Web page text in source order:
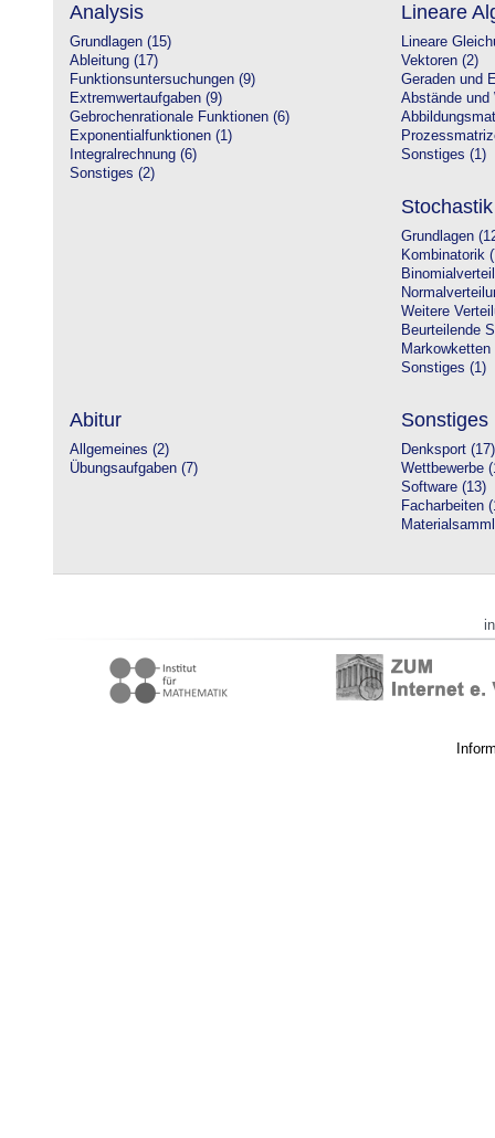
Analysis
Grundlagen (15)
Ableitung (17)
Funktionsuntersuchungen (9)
Extremwertaufgaben (9)
Gebrochenrationale Funktionen (6)
Exponentialfunktionen (1)
Integralrechnung (6)
Sonstiges (2)
Lineare
Lineare
Vektoren (2)
Geraden und
Abstände und
Sonstiges (1)
Stochastik
Grundlagen
Kombinatorik
Weitere
Beurteilende
Markowketten
Sonstiges (1)
Abitur
Allgemeines (2)
Übungsaufgaben (7)
Sonstiges
Denksport (17)
Wettbewerbe
Software (13)
Facharbeiten